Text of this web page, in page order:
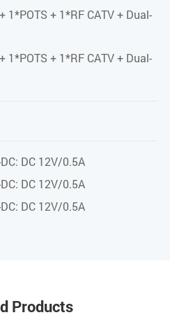
Wi-Fi
1*POTS + 1*RF CATV + Dual-
1*POTS + 1*RF CATV + Dual-
DC 12V/0.5A
DC 12V/0.5A
DC 12V/0.5A
Products